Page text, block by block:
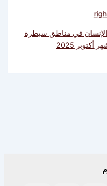
الإنسان في مناطق سيطرة
2025